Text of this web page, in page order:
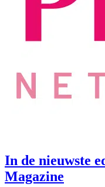
In de nieuwste
Magazine